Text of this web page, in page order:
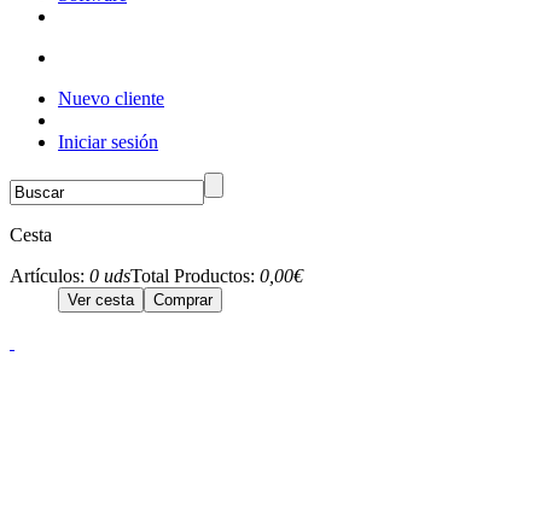
Nuevo cliente
Iniciar sesión
Cesta
Artículos: 0 udsTotal Productos: 0,00€